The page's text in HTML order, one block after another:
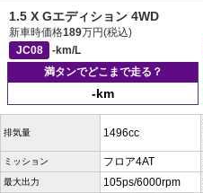
1.5 X Gエディション 4WD
新車時価格189万円(税込)
JC08
-km/L
満タンでどこまで走る？
-km
排気量 1496cc
ミッション フロア4AT
最大出力 105ps/6000rpm